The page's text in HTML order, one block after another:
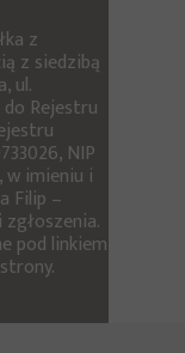
z
z siedzibą
ul.
Rejestru
NIP
w imieniu i
Filip –
pod linkiem